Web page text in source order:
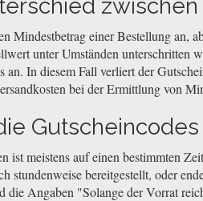
Mindestbetrag einer Bestellung an,
unter Umständen unterschritten
an. In diesem Fall verliert der
bei der Ermittlung von
ist meistens auf einen bestimmten
stundenweise bereitgestellt, oder
die Angaben "Solange der Vorrat